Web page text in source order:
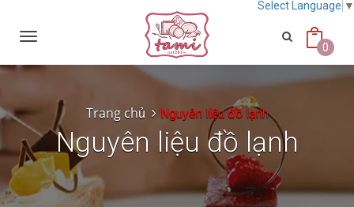
Select Language ▼
0
Toggle
Trang chủ Nguyên liệu đồ lạnh
Nguyên liệu đồ lạnh